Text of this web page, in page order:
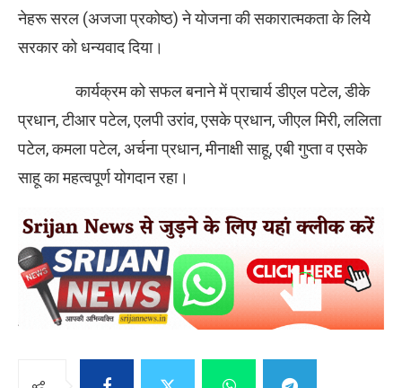
नेहरू सरल (अजजा प्रकोष्ठ) ने योजना की सकारात्मकता के लिये
सरकार को धन्यवाद दिया।
कार्यक्रम को सफल बनाने में प्राचार्य डीएल पटेल, डीके
प्रधान, टीआर पटेल, एलपी उरांव, एसके प्रधान, जीएल मिरी, ललिता
पटेल, कमला पटेल, अर्चना प्रधान, मीनाक्षी साहू, एबी गुप्ता व एसके
साहू का महत्वपूर्ण योगदान रहा।